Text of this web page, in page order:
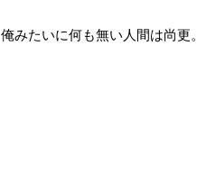
俺みたいに何も無い人間は尚更。